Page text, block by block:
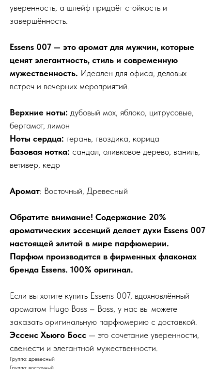
уверенность, а шлейф придаёт стойкость и
завершённость.
Essens 007 — это аромат для мужчин, которые
ценят элегантность, стиль и современную
мужественность. Идеален для офиса, деловых
встреч и вечерних мероприятий.
Верхние ноты: дубовый мох, яблоко, цитрусовые,
бергамот, лимон
Ноты сердца: герань, гвоздика, корица
Базовая нотка: сандал, оливковое дерево, ваниль,
ветивер, кедр
Аромат: Восточный, Древесный
Обратите внимание! Содержание 20%
ароматических эссенций делает духи Essens 007
настоящей элитой в мире парфюмерии.
Парфюм производится в фирменных флаконах
бренда Essens. 100% оригинал.
Если вы хотите купить Essens 007, вдохновлённый
ароматом Hugo Boss – Boss, у нас вы можете
заказать оригинальную парфюмерию с доставкой.
Эссенс Хьюго Босс — это сочетание уверенности,
свежести и элегантной мужественности.
Группа: древесный
Группа: восточный